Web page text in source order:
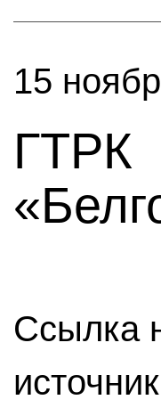
15
ГТРК
Ссылка